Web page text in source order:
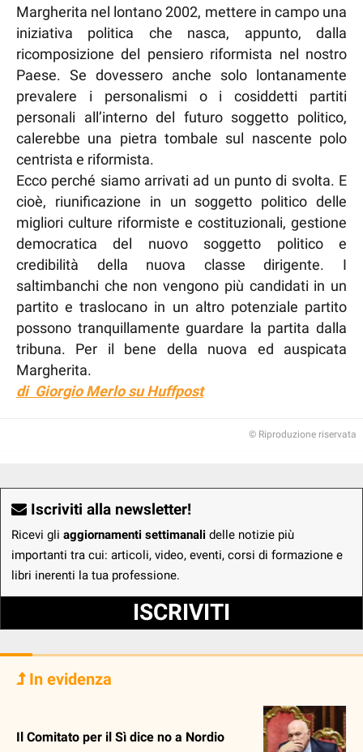
Margherita nel lontano 2002, mettere in campo una
iniziativa politica che nasca, appunto, dalla
ricomposizione del pensiero riformista nel nostro
Paese. Se dovessero anche solo lontanamente
prevalere i personalismi o i cosiddetti partiti
personali all’interno del futuro soggetto politico,
calerebbe una pietra tombale sul nascente polo
centrista e riformista.
Ecco perché siamo arrivati ad un punto di svolta. E
cioè, riunificazione in un soggetto politico delle
migliori culture riformiste e costituzionali, gestione
democratica del nuovo soggetto politico e
credibilità della nuova classe dirigente. I
saltimbanchi che non vengono più candidati in un
partito e traslocano in un altro potenziale partito
possono tranquillamente guardare la partita dalla
tribuna. Per il bene della nuova ed auspicata
Margherita.
di Giorgio Merlo su Huffpost
© Riproduzione riservata
Iscriviti alla newsletter!
Ricevi gli aggiornamenti settimanali delle notizie più
importanti tra cui: articoli, video, eventi, corsi di formazione e
libri inerenti la tua professione.
ISCRIVITI
In evidenza
Il Comitato per il Sì dice no a Nordio